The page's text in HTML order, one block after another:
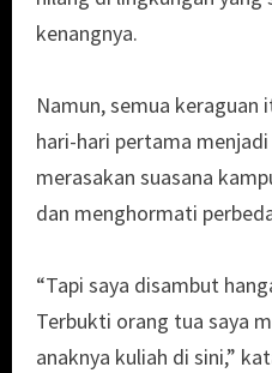
kenangnya.
Namun, semua keraguan
hari-hari pertama
merasakan suasana
dan menghormati
“Tapi saya disambut
Terbukti orang tua saya
anaknya kuliah di sini,”